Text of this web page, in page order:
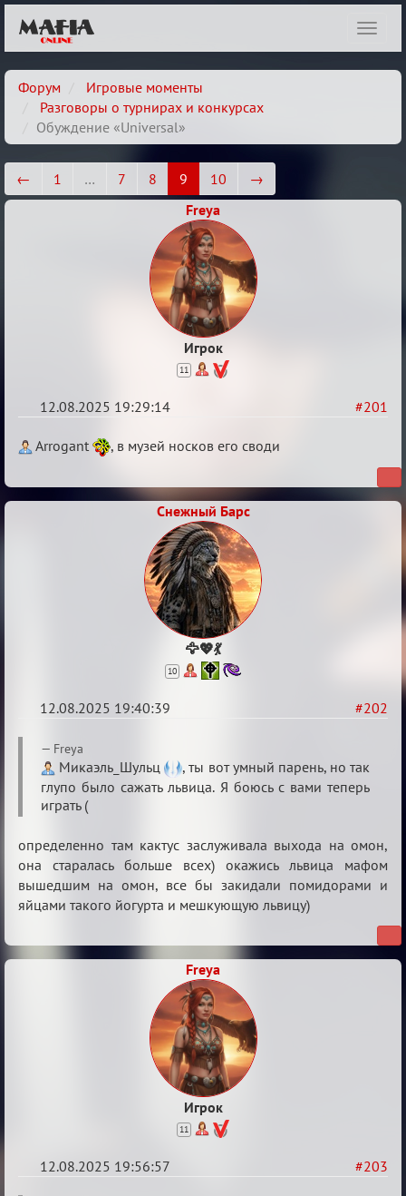
Форум
Игровые моменты
Разговоры о турнирах и конкурсах
Обуждение «Universal»
← 1 … 7 8 9 10
→
Freya
Игрок
11
#201
12.08.2025 19:29:14
Re:
«Universal»
Arrogant , в музей носков его своди
Снежный Барс
🦅💖💃
10
#202
12.08.2025 19:40:39
Re:
Обуждение
«Universal»
Freya
Микаэль_Шульц
, ты вот умный парень, но так
глупо было сажать львица. Я боюсь с вами теперь
играть (
определенно там кактус заслуживала выхода на омон,
она старалась больше всех) окажись львица мафом
вышедшим на омон, все бы закидали помидорами и
яйцами такого йогурта и мешкующую львицу)
Freya
Игрок
11
#203
12.08.2025 19:56:57